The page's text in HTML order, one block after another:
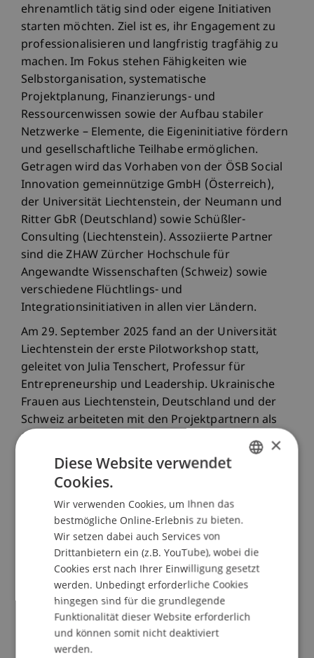
ehrenamtlich tätig sind oder eigene Initiativen
starten möchten. Ziel ist es, ihr Engagement zu
professionalisieren und langfristig tragfähig zu
machen. Im Fokus stehen Fähigkeiten wie
Selbstorganisation, systematische
Projektplanung, Finanzierungs- und
Ressourcenwissen sowie der Aufbau stabiler
Netzwerke – Elemente, die Eigeninitiative fördern
und gesellschaftliche Teilhabe ermöglichen.
Getragen wird das Vorhaben von der ÖSB Social
Innovation gemeinnützige GmbH (Österreich),
der Universität Liechtenstein, der Neumann und
Ritter GbR (Deutschland) sowie Schüßler-
Consulting (Liechtenstein). Assoziierte Partner
sind die ZHAW Zürcher Hochschule für
Angewandte Wissenschaften (Schweiz) sowie
verschiedene Flüchtlings- und
Integrationsinitiativen in allen vier Ländern.
Am 29. September 2025 fand an der Universität
Liechtenstein der erste Pilotworkshop statt,
geleitet von Julia Tenschert, Professur für
Entrepreneurship und Leadership. Ukrainische
Frauen aus Liechtenstein, Deutschland und der
Schweiz arbeiteten mit den Projektpartnern als
Coaches an ihren Projektideen. Schritt für Schritt
analysierten sie gesellschaftliche Probleme und
ihre Ursachen und definierten Zielgruppen.
Anschliessend bewerteten die Teilnehmerinnen
die Ideen nach Wirkung und Umsetzbarkeit,
identifizierten zentrale Partner und erarbeiteten
Finanzierungsmöglichkeiten. Den Abschluss
bildete ein Elevator Pitch, in dem die
Teilnehmerinnen ihre Projektidee, den
adressierten Bedarf und die beabsichtigte
Wirkung in einer Minute präsentierten.
Die Resonanz war durchweg positiv: «Es war
×
Diese Website verwendet
Cookies.
Wir verwenden Cookies, um Ihnen das
bestmögliche Online-Erlebnis zu bieten.
Wir setzen dabei auch Services von
Drittanbietern ein (z.B. YouTube), wobei die
Cookies erst nach Ihrer Einwilligung gesetzt
werden. Unbedingt erforderliche Cookies
hingegen sind für die grundlegende
Funktionalität dieser Website erforderlich
und können somit nicht deaktiviert
werden.